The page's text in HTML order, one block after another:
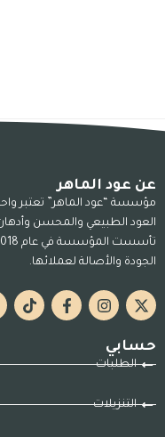
عن عود الماهر
مؤسسة “عود الماهر” تعتبر
العود الطبيعي والمحسن
الجودة والأصالة لعملائها.
حسابي
الطلبات
التنزيلات